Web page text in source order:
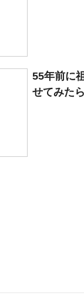
55年前に
せてみた